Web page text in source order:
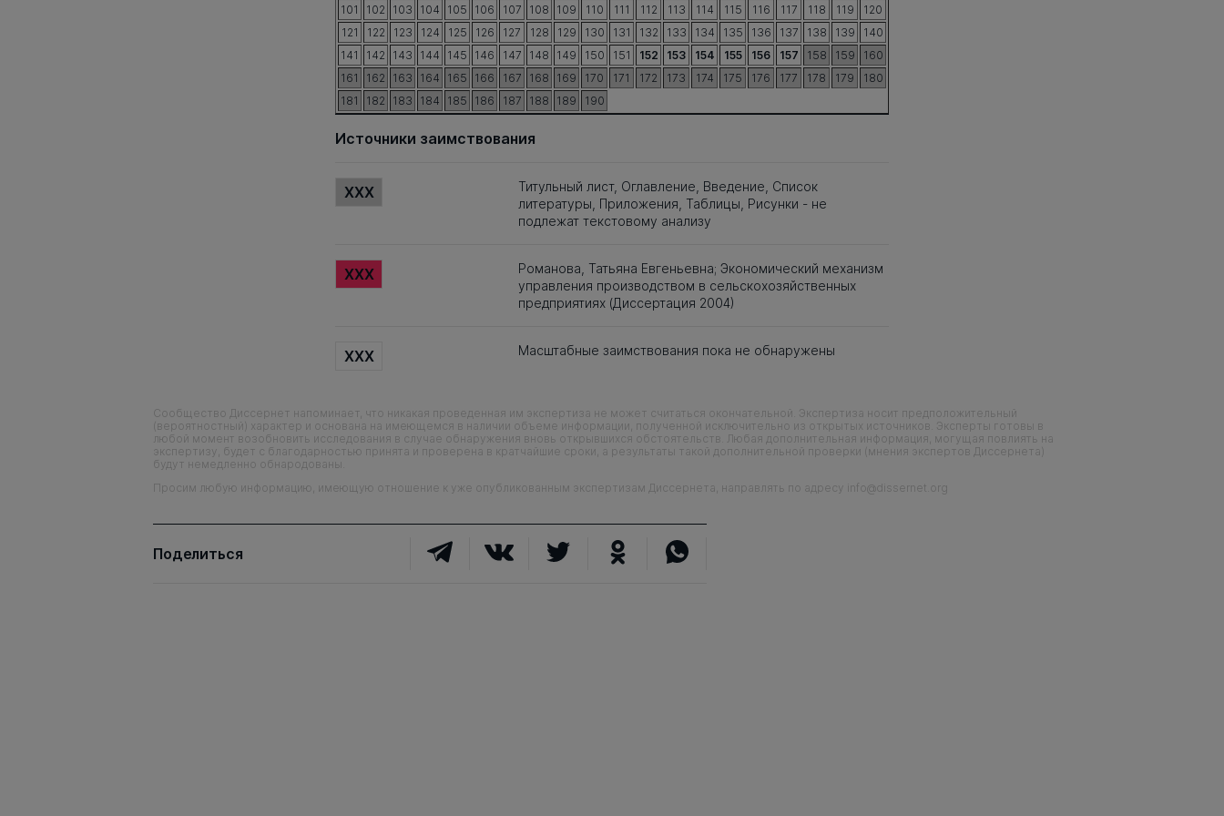
101
102 103 104 105 106 107 108 109 110 111 112 113 114 115 116 117 118 119
120
121
122 123 124 125 126 127 128 129 130 131 132 133 134 135 136 137 138 139
140
141
142 143 144 145 146 147 148 149 150 151 152 153 154 155 156 157 158 159
160
161
162 163 164 165 166 167 168 169 170 171 172 173 174 175 176 177 178 179
180
181
182 183 184 185 186 187 188 189 190
Источники заимствования
XXX
Титульный лист, Оглавление, Введение, Список
литературы, Приложения, Таблицы, Рисунки - не
подлежат текстовому анализу
XXX
Романова, Татьяна Евгеньевна; Экономический механизм
управления производством в сельскохозяйственных
предприятиях (Диссертация 2004)
XXX Масштабные заимствования пока не обнаружены
Сообщество Диссернет напоминает, что никакая проведенная им экспертиза не может считаться окончательной. Экспертиза носит предположительный
(вероятностный) характер и основана на имеющемся в наличии объеме информации, полученной исключительно из открытых источников. Эксперты готовы в
любой момент возобновить исследования в случае обнаружения вновь открывшихся обстоятельств. Любая дополнительная информация, могущая повлиять на
экспертизу, будет с благодарностью принята и проверена в кратчайшие сроки, а результаты такой дополнительной проверки (мнения экспертов Диссернета)
будут немедленно обнародованы.
Просим любую информацию, имеющую отношение к уже опубликованным экспертизам Диссернета, направлять по адресу info@dissernet.org
Поделиться